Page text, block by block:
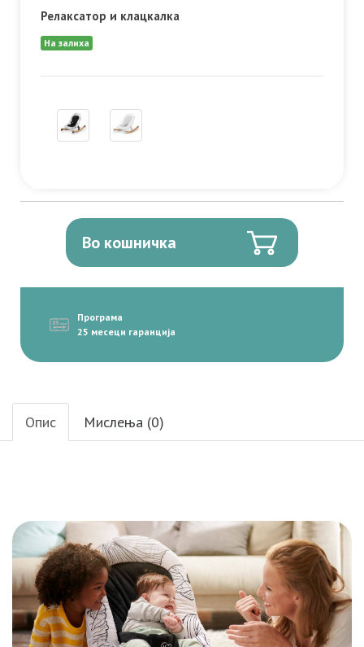
Релаксатор и клацкалка
На залиха
Во кошничка
Програма
25 месеци гаранција
Опис Мислења (0)